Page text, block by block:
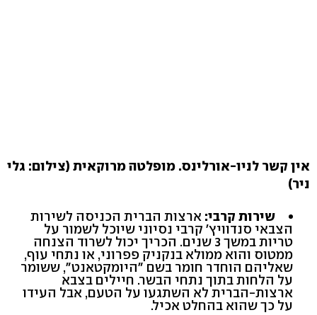
אין קשר לניו-אורלינס. מופלטה מרוקאית (צילום: גלי
ניר)
שירות קרבי: ארצות הברית הכניסה לשירות
הצבאי סנדוויץ' קרבי נסיוני שיוכל לשמור על
טריות במשך 3 שנים. הכריך יכול לשרוד הצנחה
ממטוס והוא ממולא בנקניק פפרוני, או נתחי עוף,
שאליהם הוחדר חומר בשם "היומקטאנט", ששומר
על הלחות בתוך נתחי הבשר. חיילים בצבא
ארצות-הברית לא השתגעו על הטעם, אבל העידו
על כך שהוא בהחלט אכיל.